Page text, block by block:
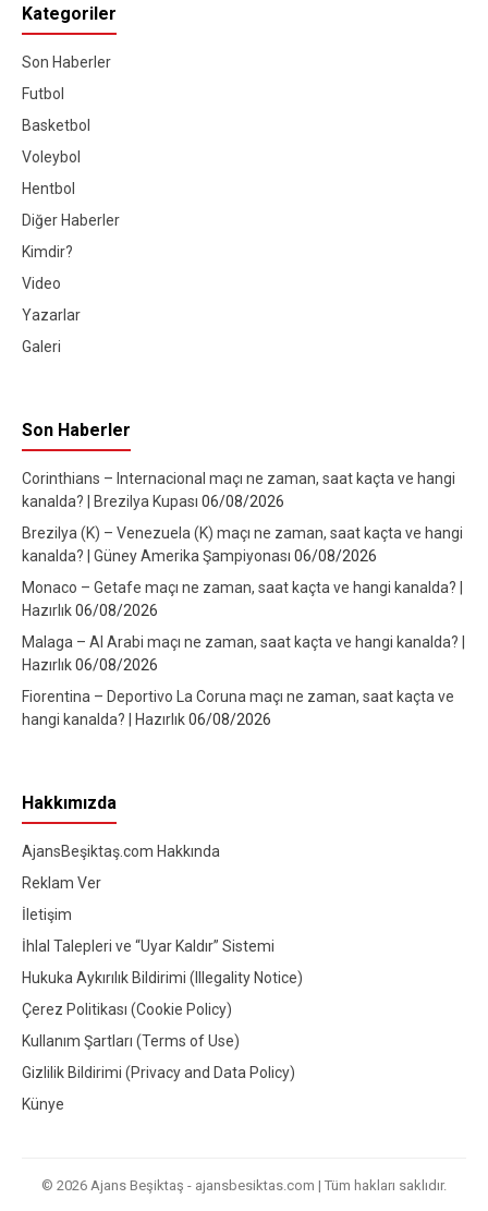
Kategoriler
Son Haberler
Futbol
Basketbol
Voleybol
Hentbol
Diğer Haberler
Kimdir?
Video
Yazarlar
Galeri
Son Haberler
Corinthians – Internacional maçı ne zaman, saat kaçta ve hangi
kanalda? | Brezilya Kupası 06/08/2026
Brezilya (K) – Venezuela (K) maçı ne zaman, saat kaçta ve hangi
kanalda? | Güney Amerika Şampiyonası 06/08/2026
Monaco – Getafe maçı ne zaman, saat kaçta ve hangi kanalda? |
Hazırlık06/08/2026
Malaga – Al Arabi maçı ne zaman, saat kaçta ve hangi kanalda? |
Hazırlık06/08/2026
Fiorentina – Deportivo La Coruna maçı ne zaman, saat kaçta ve
hangi kanalda? | Hazırlık06/08/2026
Hakkımızda
AjansBeşiktaş.com Hakkında
Reklam Ver
İletişim
İhlal Talepleri ve “Uyar Kaldır” Sistemi
Hukuka Aykırılık Bildirimi (Illegality Notice)
Çerez Politikası (Cookie Policy)
Kullanım Şartları (Terms of Use)
Gizlilik Bildirimi (Privacy and Data Policy)
Künye
© 2026 Ajans Beşiktaş - ajansbesiktas.com | Tüm hakları saklıdır.